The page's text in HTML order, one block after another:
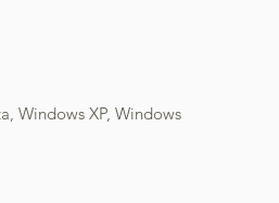
Windows XP, Windows